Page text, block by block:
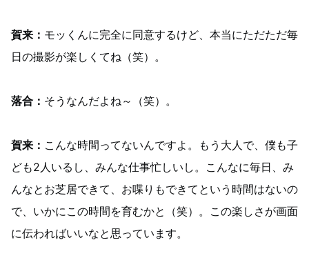
賀来： モッくんに完全に同意するけど、本当にただただ毎
日の撮影が楽しくてね（笑）。
落合： そうなんだよね～（笑）。
賀来： こんな時間ってないんですよ。もう大人で、僕も子
ども2人いるし、みんな仕事忙しいし。こんなに毎日、み
んなとお芝居できて、お喋りもできてという時間はないの
で、いかにこの時間を育むかと（笑）。この楽しさが画面
に伝わればいいなと思っています。